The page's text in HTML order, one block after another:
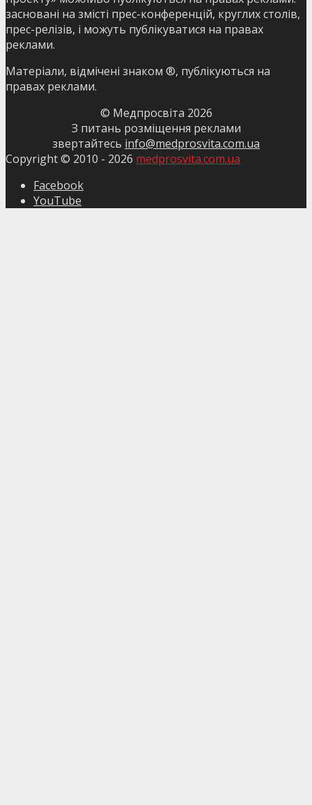
засновані на змісті прес-конференцій, круглих столів,
прес-релізів, і можуть публікуватися на правах
реклами.
Матеріали, відмічені знаком ®, публікуються на
правах реклами.
© Медпросвіта 2026
З питань розміщення реклами
звертайтесь info@medprosvita.com.ua
Copyright © 2010 - 2026 medprosvita.com.ua
Facebook
YouTube